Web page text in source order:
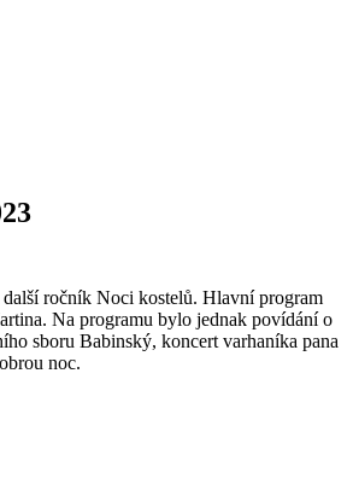
další ročník Noci kostelů. Hlavní program
Na programu bylo jednak povídání o
sboru Babinský, koncert varhaníka pana
noc.